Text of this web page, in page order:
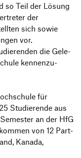
so Teil der Lösung
der
sich sowie
vor.
die Gele­
kennen­zu­
für
Studie­rende aus
an der HfG
von 12 Part­
Kanada,